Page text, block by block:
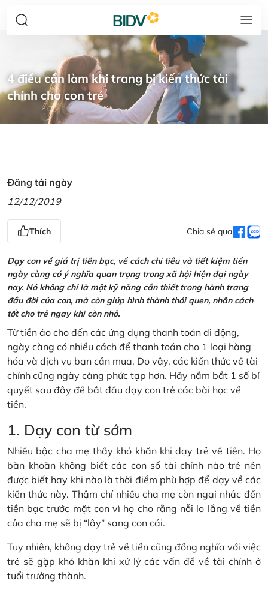
4 điều cần làm khi trang bị kiến thức tài
chính cho con trẻ
Đăng tải ngày
12/12/2019
Thích Chia sẻ qua
Dạy con về giá trị tiền bạc, về cách chi tiêu và tiết kiệm tiền
ngày càng có ý nghĩa quan trọng trong xã hội hiện đại ngày
nay. Nó không chỉ là một kỹ năng cần thiết trong hành trang
đầu đời của con, mà còn giúp hình thành thói quen, nhân cách
tốt cho trẻ ngay khi còn nhỏ.
Từ tiền ảo cho đến các ứng dụng thanh toán di động,
ngày càng có nhiều cách để thanh toán cho 1 loại hàng
hóa và dịch vụ bạn cần mua. Do vậy, các kiến thức về tài
chính cũng ngày càng phức tạp hơn. Hãy nắm bắt 1 số bí
quyết sau đây để bắt đầu dạy con trẻ các bài học về
tiền.
1. Dạy con từ sớm
Nhiều bậc cha mẹ thấy khó khăn khi dạy trẻ về tiền. Họ
băn khoăn không biết các con số tài chính nào trẻ nên
được biết hay khi nào là thời điểm phù hợp để dạy về các
kiến thức này. Thậm chí nhiều cha mẹ còn ngại nhắc đến
tiền bạc trước mặt con vì họ cho rằng nỗi lo lắng về tiền
của cha mẹ sẽ bị “lây” sang con cái.
Tuy nhiên, không dạy trẻ về tiền cũng đồng nghĩa với việc
trẻ sẽ gặp khó khăn khi xử lý các vấn đề về tài chính ở
tuổi trưởng thành.